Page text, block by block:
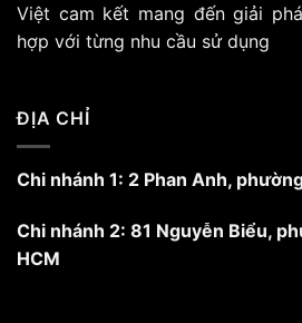
Việt cam kết mang đến giải
hợp với từng nhu cầu sử dụng
ĐỊA CHỈ
Chi nhánh 1: 2 Phan Anh,
Chi nhánh 2: 81 Nguyễn Biểu,
HCM